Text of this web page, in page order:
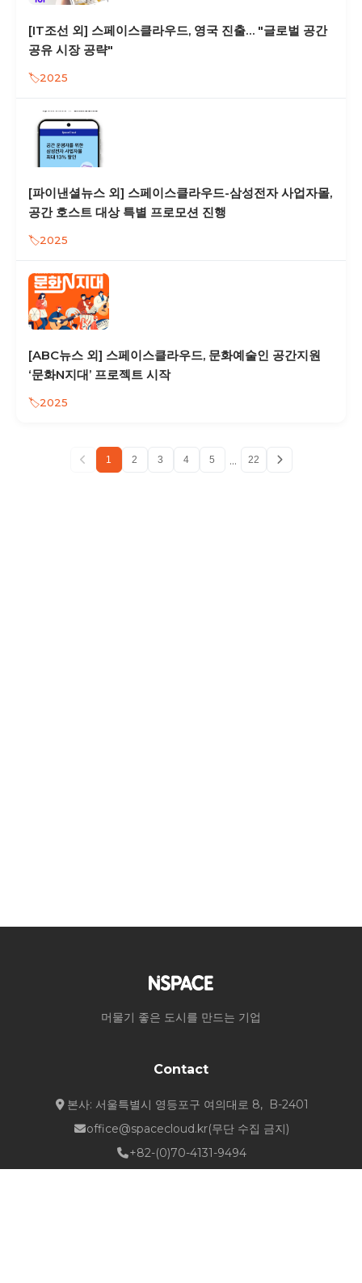
[IT조선 외] 스페이스클라우드, 영국 진출… "글로벌 공간
공유 시장 공략"
2025
[파이낸셜뉴스 외] 스페이스클라우드-삼성전자 사업자몰,
공간 호스트 대상 특별 프로모션 진행
2025
[ABC뉴스 외] 스페이스클라우드, 문화예술인 공간지원
‘문화N지대’ 프로젝트 시작
2025
1 2 3 4 5 ... 22
머물기 좋은 도시를 만드는 기업
Contact
본사: 서울특별시 영등포구 여의대로 8, B-2401
office@spacecloud.kr(무단 수집 금지)
+82-(0)70-4131-9494